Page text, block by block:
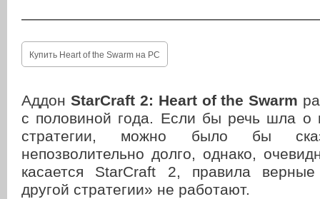
Купить Heart of the Swarm на PC
Аддон StarCraft 2: Heart of the Swarm
с половиной года. Если бы речь шла о
стратегии, можно было бы
непозволительно долго, однако,
касается StarCraft 2, правила
другой стратегии» не работают.